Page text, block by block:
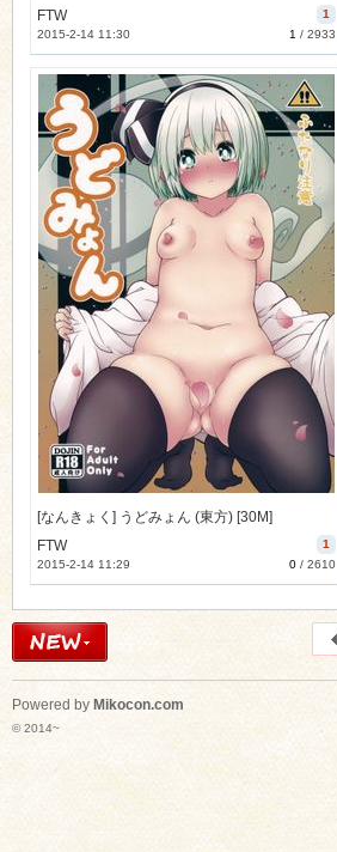
1
FTW
1 / 2933
2015-2-14 11:30
[なんきょく] うどみょん (東方) [30M]
1
FTW
0/ 2610
2015-2-14 11:29
Powered by Mikocon.com
© 2014~